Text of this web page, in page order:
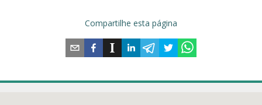
Compartilhe esta página